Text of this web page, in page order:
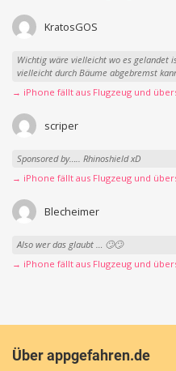
KratosGOS
Wichtig wäre vielleicht wo es gelandet
vielleicht durch Bäume abgebremst
→ iPhone fällt aus Flugzeug und
scriper
Sponsored by….. Rhinoshield xD
→ iPhone fällt aus Flugzeug und
Blecheimer
Also wer das glaubt … 🙄🙄
→ iPhone fällt aus Flugzeug und
Über appgefahren.de